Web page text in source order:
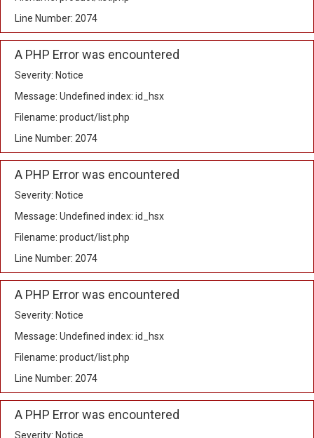
Line Number: 2074
A PHP Error was encountered
Severity: Notice
Message: Undefined index: id_hsx
Filename: product/list.php
Line Number: 2074
A PHP Error was encountered
Severity: Notice
Message: Undefined index: id_hsx
Filename: product/list.php
Line Number: 2074
A PHP Error was encountered
Severity: Notice
Message: Undefined index: id_hsx
Filename: product/list.php
Line Number: 2074
A PHP Error was encountered
Severity: Notice